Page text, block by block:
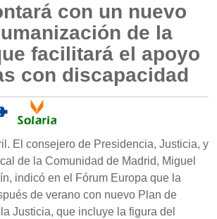
con un nuevo
de la
facilitará el apoyo
con discapacidad
El consejero de Presidencia, Justicia, y
de la Comunidad de Madrid, Miguel
indicó en el Fórum Europa que la
de verano con nuevo Plan de
Justicia, que incluye la figura del